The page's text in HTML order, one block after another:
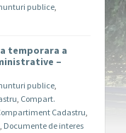
publice,
temporara a
–
publice,
, Compart.
Cadastru,
, Documente de interes